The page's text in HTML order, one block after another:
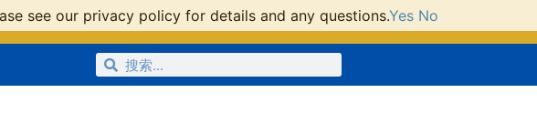
see our privacy policy for details and any questions.Yes No